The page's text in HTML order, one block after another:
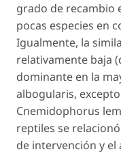
grado de recambio
pocas especies en
Igualmente, la
relativamente baja
dominante en la
albogularis,
Cnemidophorus
reptiles se
de intervención y